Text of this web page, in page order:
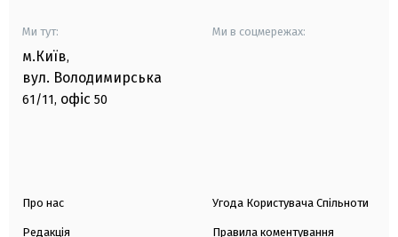
Ми тут:
м.Київ,
вул. Володимирська
61/11, офіс 50
Ми в соцмережах:
Про нас
Редакція
Угода Користувача Спільноти
Правила коментування